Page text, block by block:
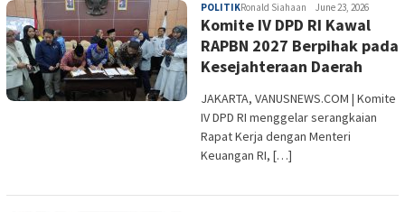
POLITIKRonald Siahaan June 23, 2026
Komite IV DPD RI Kawal
RAPBN 2027 Berpihak pada
Kesejahteraan Daerah
JAKARTA, VANUSNEWS.COM | Komite
IV DPD RI menggelar serangkaian
Rapat Kerja dengan Menteri
Keuangan RI, […]